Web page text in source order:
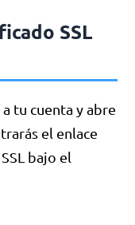
SSL
tu cuenta y abre
el enlace
bajo el